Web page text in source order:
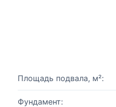
Площадь подвала, м²:
Фундамент: